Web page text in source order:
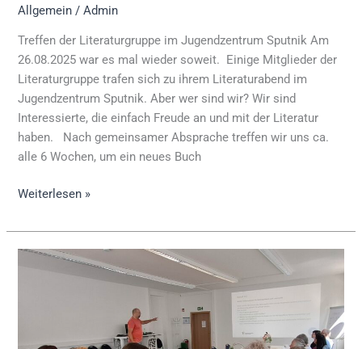
Allgemein /Admin
Treffen der Literaturgruppe im Jugendzentrum Sputnik Am
26.08.2025 war es mal wieder soweit. Einige Mitglieder der
Literaturgruppe trafen sich zu ihrem Literaturabend im
Jugendzentrum Sputnik. Aber wer sind wir? Wir sind
Interessierte, die einfach Freude an und mit der Literatur
haben. Nach gemeinsamer Absprache treffen wir uns ca.
alle 6 Wochen, um ein neues Buch
Weiterlesen »
Schulung